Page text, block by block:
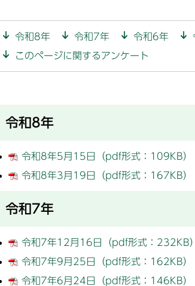
令和8年 令和7年 令和6年
このページに関するアンケート
令和8年
令和8年5月15日（pdf形式：109KB）
令和8年3月19日（pdf形式：167KB）
令和7年
令和7年12月16日（pdf形式：232KB）
令和7年9月25日（pdf形式：162KB）
令和7年6月24日（pdf形式：146KB）